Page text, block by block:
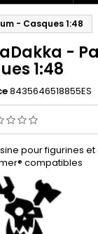
- Casques 1:48
-
1:48
8435646518855ES
pour figurines
compatibles